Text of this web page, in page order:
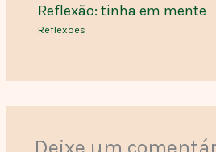
Reflexão: tinha em mente
Reflexões